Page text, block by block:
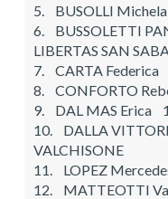
5. BUSOLLI
6. BUSSOLETTI
LIBERTAS SAN SABA
7. CARTA
8. CONFORTO
9. DAL MAS Erica
10. DALLA
VALCHISONE
11. LOPEZ
12. MATTEOTTI